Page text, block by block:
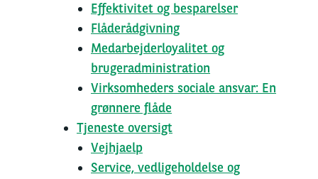
Effektivitet og besparelser
Flåderådgivning
Medarbejderloyalitet og
brugeradministration
Virksomheders sociale ansvar: En
grønnere flåde
Tjeneste oversigt
Vejhjaelp
Service, vedligeholdelse og